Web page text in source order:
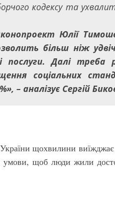
кодексу та
Юлії
більш ніж
Далі треба
соціальних
– аналізує Сергій
щохвилини
умови, щоб люди жили